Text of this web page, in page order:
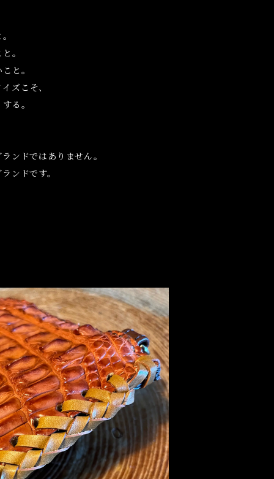
。
と。
ズこそ、
る。
ンドではありません。
ンドです。